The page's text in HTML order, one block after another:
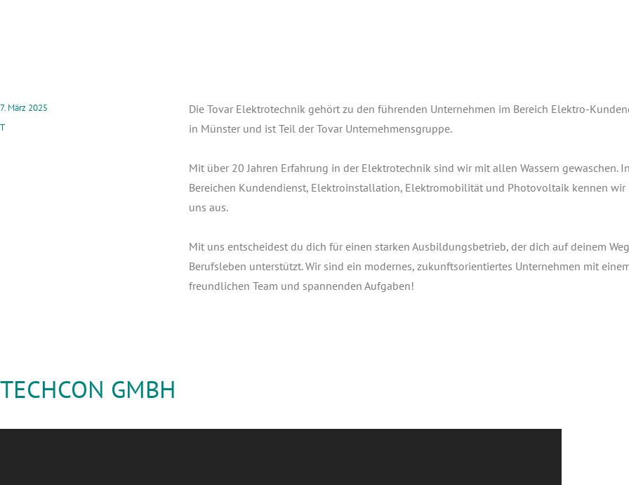
Die Tovar Elek­tro­tech­nik gehört zu den füh­ren­den Unter­neh­men im Bereich Elek­tro-
in Müns­ter und ist Teil der Tovar Unter­neh­mens­grup­pe.
Mit über 20 Jah­ren Erfah­rung in der Elek­tro­tech­nik sind wir mit allen Was­sern gewa­schen.
Berei­chen Kun­den­dienst, Elek­tro­in­stal­la­ti­on, Elek­tro­mo­bi­li­tät und Pho­to­vol­ta­ik ken­nen wir
uns aus.
Mit uns ent­schei­dest du dich für einen star­ken Aus­bil­dungs­be­trieb, der dich auf dei­nem
Berufs­le­ben unter­stützt. Wir sind ein moder­nes, zukunfts­ori­en­tier­tes Unter­neh­men mit
freund­li­chen Team und span­nen­den Aufgaben!
7. März 2025
T
TECHCON GMBH